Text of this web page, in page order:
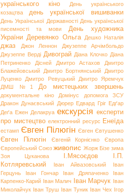
українського кіно
День українського
козацтва
день української вишиванки
День Української Державності День української
писемності та мови
День художника
України Деревянко Ольга Дешко Наталія
джаз Джон Леннон
Джузеппе Арчімбольдо
Джузеппе Верді Дивограй Діана Клочко Діана
Петриненко
Дісней Дмитро Астахов
Дмитро
Блажейовський
Дмитро Бортнянський
Дмитро
Луценко
Дмитро Ревуцький
Дмитро Яремчук
ДМШ №1
До мистецьких звершень
документальне кіно Домінус
допомога ЗСУ
Дракон Дунаєвський Дюрер Едвард Гріг Едґар
Деґа Ежен Делакруа екскурсія експерти
про мистецтво електронний ресурс Енеїда
естамп Євген Пілюгін Євген Євтушенко
Євген Пілюгін Євгеній Корнієнко
Європа
Європейський Союз живопис Жорж Бізе зима
Зоя Цуканова
І.Мясоєдов
І.П.
Котляревський
Іван Айвазовський
Іван
Герцунь
Іван Гончар Іван Дряпаченко
Іван
Карпенко-Карий Іван Малич Іван Марчук Іван
Миколайчук Іван Труш Іван Туник Іван Чех Ігор